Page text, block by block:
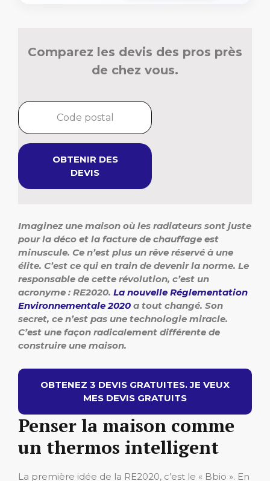
Comparez les devis des pros près
de chez vous.
OBTENIR DES
DEVIS
Imaginez une maison où les radiateurs sont juste
pour la déco et la facture de chauffage est
minuscule. Ce n’est plus un rêve réservé à une
élite. C’est ce qui en train de devenir la norme. Le
responsable de cette révolution, c’est un
acronyme : RE2020. La nouvelle Réglementation
Environnementale 2020 a tout changé. Son
secret, ce n’est pas une technologie miracle.
C’est une façon radicalement différente de
construire une maison.
OBTENEZ 3 DEVIS GRATUITES. JE VEUX
MES DEVIS GRATUITS
Penser la maison comme
un thermos intelligent
La première idée de la RE2020, c’est le « Bbio ». En